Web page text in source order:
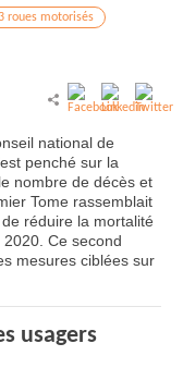
roues motorisés
national de
penché sur la
nombre de décès et
Tome rassemblait
réduire la mortalité
Ce second
mesures ciblées sur
usagers